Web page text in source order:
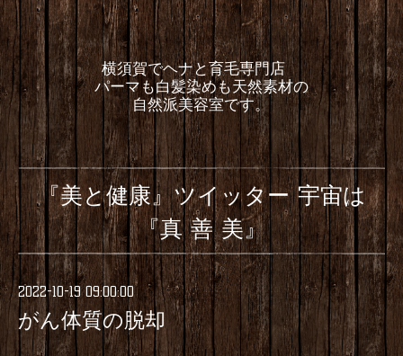
横須賀でヘナと育毛専門店
パーマも白髪染めも天然素材の
自然派美容室です。
『美と健康』ツイッター 宇宙は
『真 善 美』
2022-10-19 09:00:00
がん体質の脱却